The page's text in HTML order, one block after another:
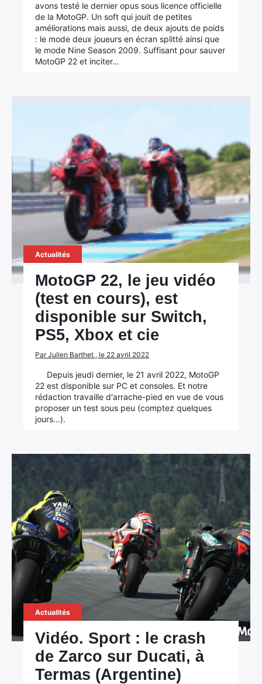
avons testé le dernier opus sous licence officielle
de la MotoGP. Un soft qui jouit de petites
améliorations mais aussi, de deux ajouts de poids
: le mode deux joueurs en écran splitté ainsi que
le mode Nine Season 2009. Suffisant pour sauver
MotoGP 22 et inciter…
Actualités
MotoGP 22, le jeu vidéo
(test en cours), est
disponible sur Switch,
PS5, Xbox et cie
Par Julien Barthet , le 22 avril 2022
Depuis jeudi dernier, le 21 avril 2022, MotoGP
22 est disponible sur PC et consoles. Et notre
rédaction travaille d'arrache-pied en vue de vous
proposer un test sous peu (comptez quelques
jours...).
Actualités
Vidéo. Sport : le crash
de Zarco sur Ducati, à
Termas (Argentine)